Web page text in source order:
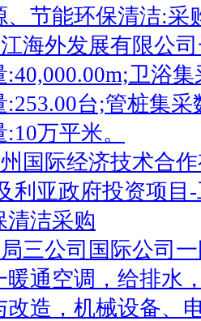
、节能环保清洁:采
海外发展有限公
卫浴
:253.00台;管桩集
万平米。
国际经济技术合
利亚政府投资项目
清洁采购
三公司国际公司
暖通空调，给排水
改造，机械设备、